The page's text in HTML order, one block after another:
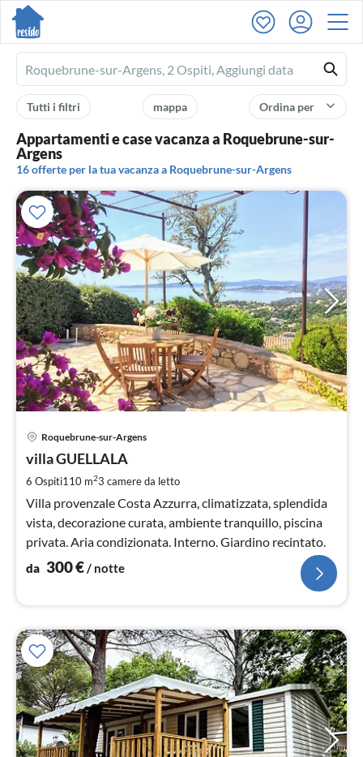
Ferienhausmiete
logo
Ordina per
mappa
Tutti i filtri
Appartamenti e case vacanza a Roquebrune-sur-
Argens
16 offerte per la tua vacanza a Roquebrune-sur-Argens
Roquebrune-sur-Argens
villa GUELLALA
6 Ospiti110 m23 camere da letto
Villa provenzale Costa Azzurra, climatizzata, splendida
vista, decorazione curata, ambiente tranquillo, piscina
privata. Aria condizionata. Interno. Giardino recintato.
da 300€/ notte